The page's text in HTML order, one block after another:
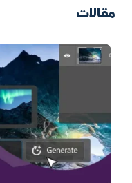
مقالات